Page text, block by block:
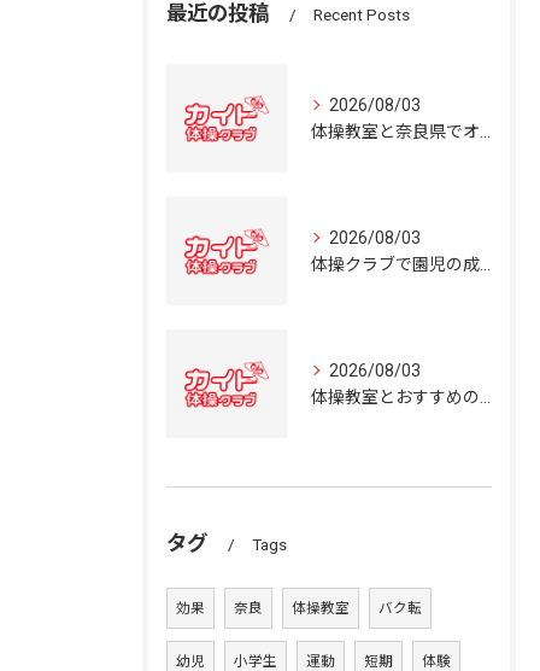
最近の投稿 Recent Posts
2026/08/03
2026/08/03
2026/08/03
タグ Tags
効果 奈良 体操教室 バク転
幼児 小学生 運動 短期 体験